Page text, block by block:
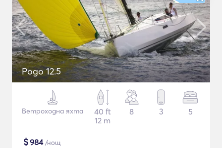
Pogo 12.5
Ветроходна яхта
40 ft
12 m
8 3 5
$984/нощ